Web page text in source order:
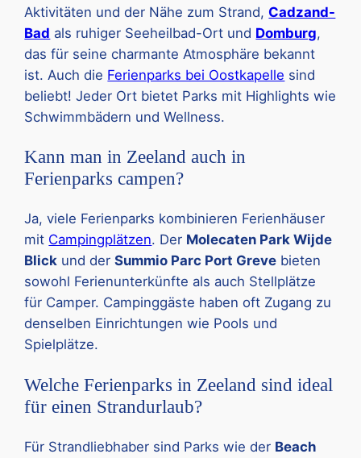
Aktivitäten und der Nähe zum Strand, Cadzand-
Bad als ruhiger Seeheilbad-Ort und Domburg,
das für seine charmante Atmosphäre bekannt
ist. Auch die Ferienparks bei Oostkapelle sind
beliebt! Jeder Ort bietet Parks mit Highlights wie
Schwimmbädern und Wellness.
Kann man in Zeeland auch in
Ferienparks campen?
Ja, viele Ferienparks kombinieren Ferienhäuser
mit Campingplätzen. Der Molecaten Park Wijde
Blick und derSummio Parc Port Greve bieten
sowohl Ferienunterkünfte als auch Stellplätze
für Camper. Campinggäste haben oft Zugang zu
denselben Einrichtungen wie Pools und
Spielplätze.
Welche Ferienparks in Zeeland sind ideal
für einen Strandurlaub?
Für Strandliebhaber sind Parks wie der Beach